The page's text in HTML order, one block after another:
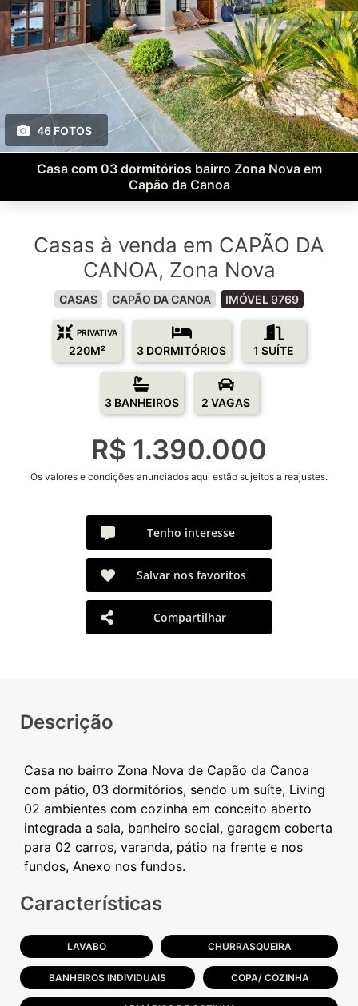
46 FOTOS
Casa com 03 dormitórios bairro Zona Nova em
Capão da Canoa
Casas à venda em CAPÃO DA
CANOA, Zona Nova
CASAS CAPÃO DA CANOA IMÓVEL 9769
PRIVATIVA
220M² 3 DORMITÓRIOS 1 SUÍTE
3 BANHEIROS 2 VAGAS
R$ 1.390.000
Os valores e condições anunciados aqui estão sujeitos a reajustes.
Tenho interesse
Salvar nos favoritos
Compartilhar
Descrição
Casa no bairro Zona Nova de Capão da Canoa
com pátio, 03 dormitórios, sendo um suíte, Living
02 ambientes com cozinha em conceito aberto
integrada a sala, banheiro social, garagem coberta
para 02 carros, varanda, pátio na frente e nos
Características
LAVABO CHURRASQUEIRA
BANHEIROS INDIVIDUAIS COPA/ COZINHA